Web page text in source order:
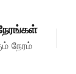
நேரம்